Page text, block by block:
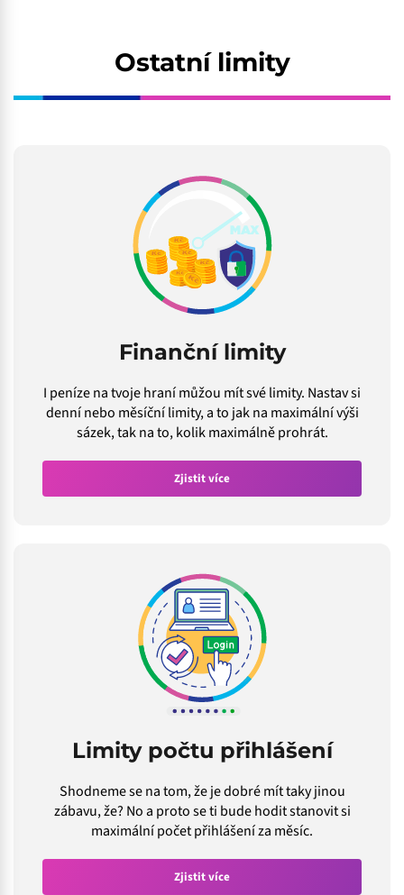
Ostatní limity
Finanční limity
I peníze na tvoje hraní můžou mít své limity. Nastav si
denní nebo měsíční limity, a to jak na maximální výši
sázek, tak na to, kolik maximálně prohrát.
Zjistit více
Limity počtu přihlášení
Shodneme se na tom, že je dobré mít taky jinou
zábavu, že? No a proto se ti bude hodit stanovit si
maximální počet přihlášení za měsíc.
Zjistit více